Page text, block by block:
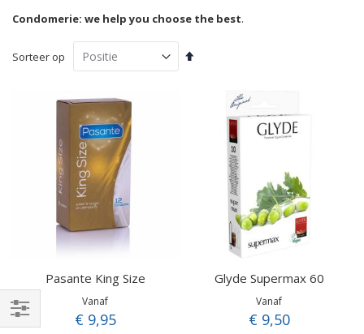
Condomerie: we help you choose the best.
Sorteer op
Van
sorteren
Pasante King Size
Vanaf
€ 9,95
Glyde Supermax 60
Vanaf
€ 9,50